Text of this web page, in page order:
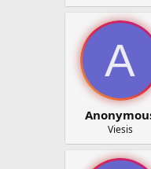
A
Viesis